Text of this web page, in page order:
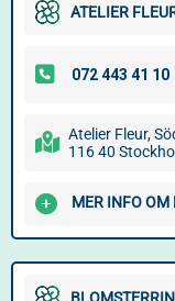
ATELIER
Atelier Fleur,
116 40
MER INFO OM